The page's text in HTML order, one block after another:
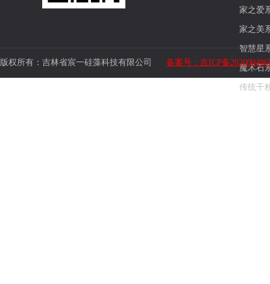
家之爱
家之美
智慧星
魔术石
传统干
版权所有：吉林省宸一硅藻科技有限公司 备案号：吉ICP备